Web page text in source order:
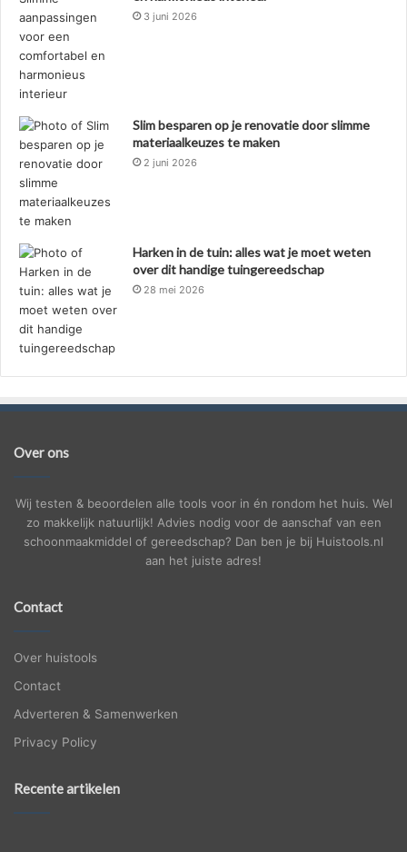
3 juni 2026
Slim besparen op je renovatie door slimme
materiaalkeuzes te maken
2 juni 2026
Harken in de tuin: alles wat je moet weten
over dit handige tuingereedschap
28 mei 2026
Over ons
Wij testen & beoordelen alle tools voor in én rondom het huis. Wel
zo makkelijk natuurlijk! Advies nodig voor de aanschaf van een
schoonmaakmiddel of gereedschap? Dan ben je bij Huistools.nl
aan het juiste adres!
Contact
Over huistools
Contact
Adverteren & Samenwerken
Privacy Policy
Recente artikelen